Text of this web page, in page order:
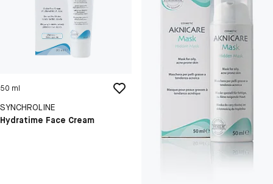
50 ml
SYNCHROLINE
Hydratime Face Cream